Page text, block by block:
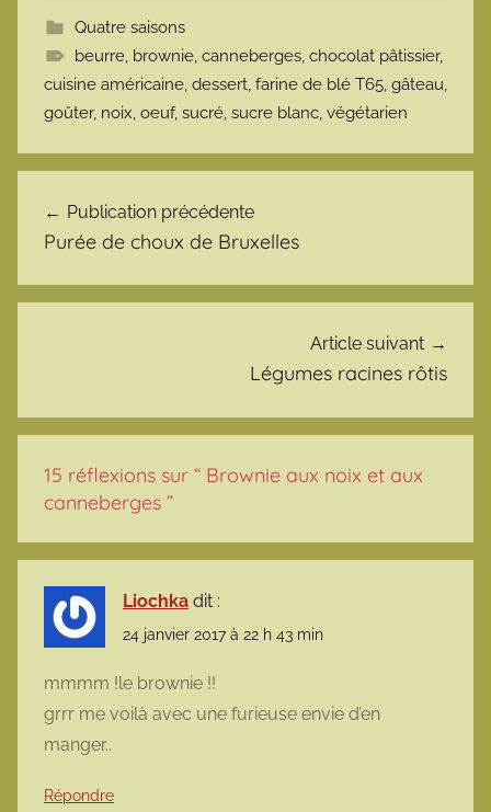
Quatre saisons
beurre, brownie, canneberges, chocolat pâtissier,
cuisine américaine, dessert, farine de blé T65, gâteau,
goûter, noix, oeuf, sucré, sucre blanc, végétarien
Publication précédente
Purée de choux de Bruxelles
Article suivant
Légumes racines rôtis
15 réflexions sur “ Brownie aux noix et aux
canneberges ”
Liochka dit :
24 janvier 2017 à 22 h 43 min
mmmm !le brownie !!
grrr me voilà avec une furieuse envie d’en
manger..
Répondre